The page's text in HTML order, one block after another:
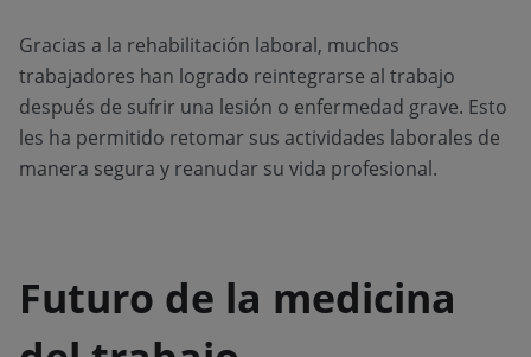
Gracias a la rehabilitación laboral, muchos
trabajadores han logrado reintegrarse al trabajo
después de sufrir una lesión o enfermedad grave. Esto
les ha permitido retomar sus actividades laborales de
manera segura y reanudar su vida profesional.
Futuro de la medicina